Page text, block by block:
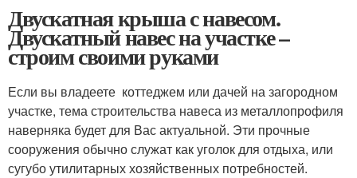
Двускатная крыша с навесом.
Двускатный навес на участке –
строим своими руками
Если вы владеете коттеджем или дачей на загородном
участке, тема строительства навеса из металлопрофиля
наверняка будет для Вас актуальной. Эти прочные
сооружения обычно служат как уголок для отдыха, или
сугубо утилитарных хозяйственных потребностей.